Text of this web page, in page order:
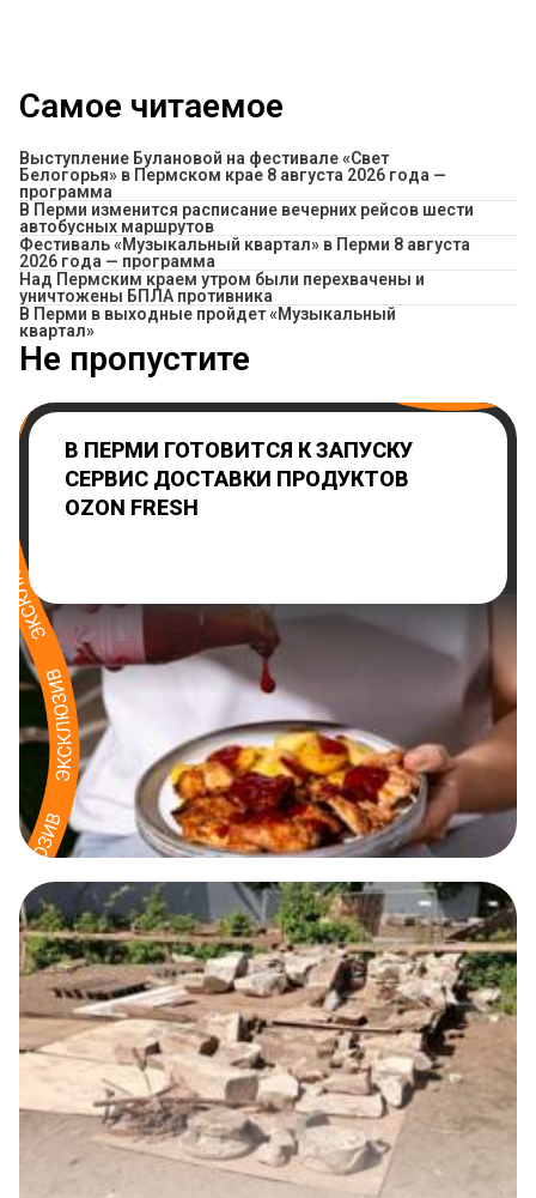
Самое читаемое
Выступление Булановой на фестивале «Свет
Белогорья» в Пермском крае 8 августа 2026 года —
программа
​В Перми изменится расписание вечерних рейсов шести
автобусных маршрутов
Фестиваль «Музыкальный квартал» в Перми 8 августа
2026 года — программа
Над Пермским краем утром были перехвачены и
уничтожены БПЛА противника
В Перми в выходные пройдет «Музыкальный
квартал»
Не пропустите
В ПЕРМИ ГОТОВИТСЯ К ЗАПУСКУ
СЕРВИС ДОСТАВКИ ПРОДУКТОВ
OZON FRESH